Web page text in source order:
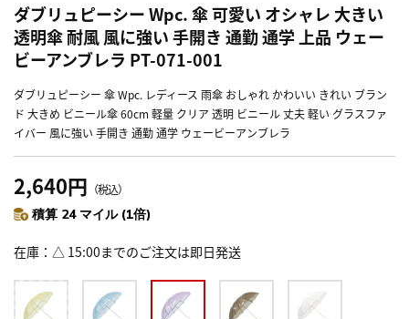
ダブリュピーシー Wpc. 傘 可愛い オシャレ 大きい
透明傘 耐風 風に強い 手開き 通勤 通学 上品 ウェー
ビーアンブレラ PT-071-001
ダブリュピーシー 傘 Wpc. レディース 雨傘 おしゃれ かわいい きれい ブラン
ド 大きめ ビニール傘 60cm 軽量 クリア 透明 ビニール 丈夫 軽い グラスファ
イバー 風に強い 手開き 通勤 通学 ウェービーアンブレラ
2,640円 （税込）
積算 24 マイル (1倍)
在庫 △ 15:00までのご注文は即日発送